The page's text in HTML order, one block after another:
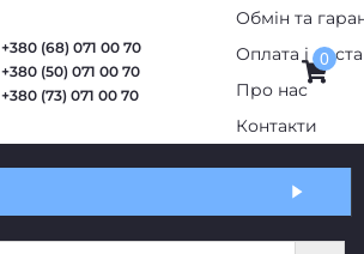
Обмін та
Оплата і
Про нас
Контакти
+380 (68) 071 00 70
+380 (50) 071 00 70
+380 (73) 071 00 70
0